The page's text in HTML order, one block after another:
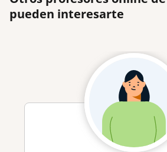
pueden interesarte